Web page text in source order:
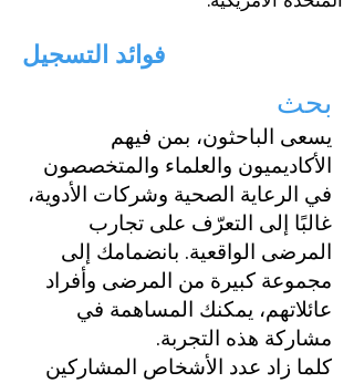
فوائد التسجيل
بحث
يسعى الباحثون، بمن فيهم
الأكاديميون والعلماء والمتخصصون
في الرعاية الصحية وشركات الأدوية،
غالبًا إلى التعرّف على تجارب
المرضى الواقعية. بانضمامك إلى
مجموعة كبيرة من المرضى وأفراد
عائلاتهم، يمكنك المساهمة في
مشاركة هذه التجربة.
كلما زاد عدد الأشخاص المشاركين